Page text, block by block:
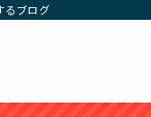
るブログ